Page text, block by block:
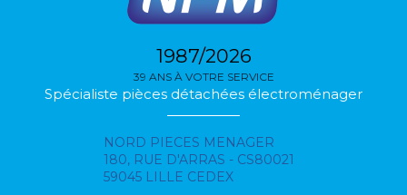
1987/2026
39 ANS À VOTRE SERVICE
Spécialiste pièces détachées électroménager
NORD PIECES MENAGER
180, RUE D'ARRAS - CS80021
59045 LILLE CEDEX